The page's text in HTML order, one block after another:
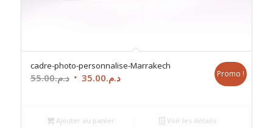
cadre-photo-personnalise-Marrakech
د.م.55.00
Le
était :
د.م.35.00
Le
Promo !
Ajouter au panier Voir les détails